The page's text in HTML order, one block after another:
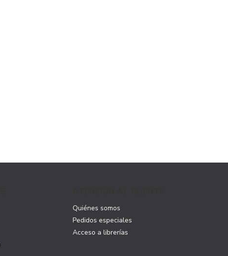
Quiénes somos
Pedidos especiales
Acceso a librerías